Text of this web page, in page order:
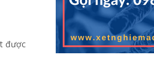
được